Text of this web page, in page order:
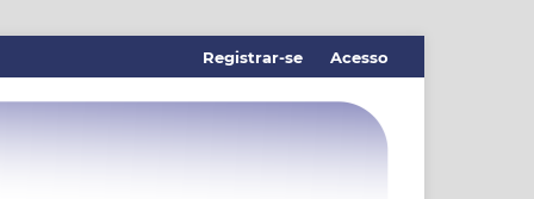
Registrar-se Acesso